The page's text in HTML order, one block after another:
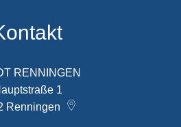
RENNINGEN
1
Renningen